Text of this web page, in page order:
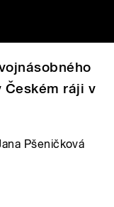
Českém ráji v
Pšeničková